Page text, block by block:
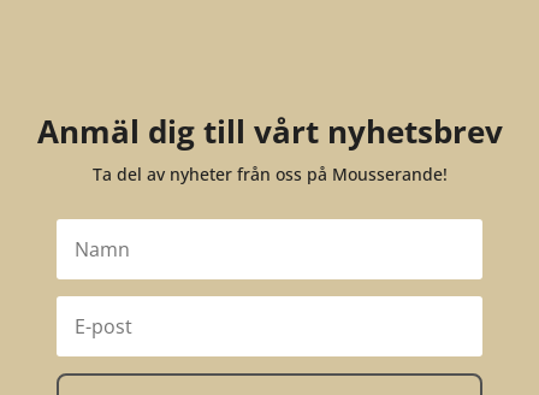
Anmäl dig till vårt nyhetsbrev
Ta del av nyheter från oss på Mousserande!